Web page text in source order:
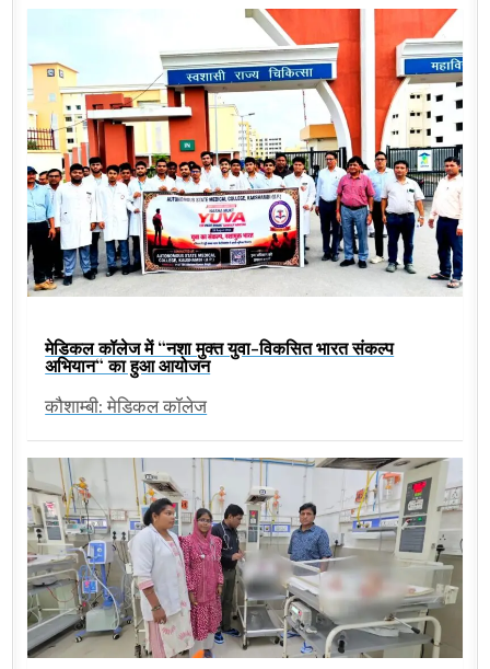
मेडिकल कॉलेज में “नशा मुक्त युवा-विकसित भारत संकल्प
अभियान“ का हुआ आयोजन
कौशाम्बी: मेडिकल कॉलेज